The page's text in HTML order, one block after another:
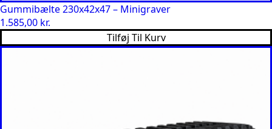
Gummibælte 230x42x47 – Minigraver
1.585,00 kr.
Tilføj Til Kurv